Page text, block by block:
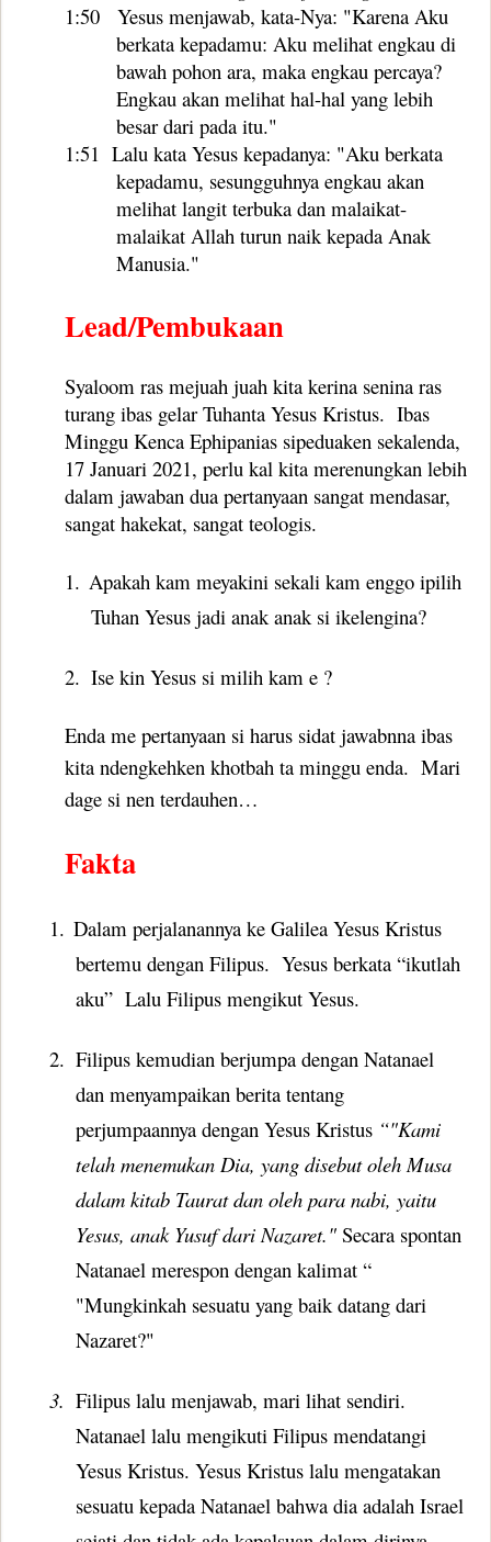
1:50
Yesus menjawab, kata-Nya: "Karena Aku
berkata kepadamu: Aku melihat engkau di
bawah pohon ara, maka engkau percaya?
Engkau akan melihat hal-hal yang lebih
besar dari pada itu."
1:51 Lalu kata Yesus kepadanya: "Aku berkata
kepadamu, sesungguhnya engkau akan
melihat langit terbuka dan malaikat-
malaikat Allah turun naik kepada Anak
Manusia."
Lead/Pembukaan
Syaloom ras mejuah juah kita kerina senina ras
turang ibas gelar Tuhanta Yesus Kristus. Ibas
Minggu Kenca Ephipanias sipeduaken sekalenda,
17 Januari 2021, perlu kal kita merenungkan lebih
dalam jawaban dua pertanyaan sangat mendasar,
sangat hakekat, sangat teologis.
1. Apakah kam meyakini sekali kam enggo ipilih
Tuhan Yesus jadi anak anak si ikelengina?
2. Ise kin Yesus si milih kam e ?
Enda me pertanyaan si harus sidat jawabnna ibas
kita ndengkehken khotbah ta minggu enda. Mari
dage si nen terdauhen…
Fakta
1. Dalam perjalanannya ke Galilea Yesus Kristus
bertemu dengan Filipus. Yesus berkata “ikutlah
aku” Lalu Filipus mengikut Yesus.
2. Filipus kemudian berjumpa dengan Natanael
dan menyampaikan berita tentang
perjumpaannya dengan Yesus Kristus “"Kami
telah menemukan Dia, yang disebut oleh Musa
dalam kitab Taurat dan oleh para nabi, yaitu
Yesus, anak Yusuf dari Nazaret." Secara spontan
Natanael merespon dengan kalimat “
"Mungkinkah sesuatu yang baik datang dari
Nazaret?"
3. Filipus lalu menjawab, mari lihat sendiri.
Natanael lalu mengikuti Filipus mendatangi
Yesus Kristus. Yesus Kristus lalu mengatakan
sesuatu kepada Natanael bahwa dia adalah Israel